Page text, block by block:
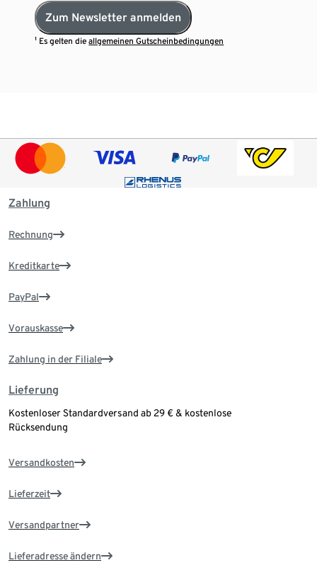
Zum Newsletter anmelden
¹ Es gelten dieallgemeinen Gutscheinbedingungen
Zahlung
Rechnung
Kreditkarte
PayPal
Vorauskasse
Zahlung in der Filiale
Lieferung
Kostenloser Standardversand ab 29 € & kostenlose
Rücksendung
Versandkosten
Lieferzeit
Versandpartner
Lieferadresse ändern